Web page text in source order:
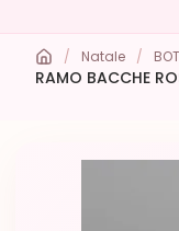
/ Natale /
RAMO BACCHE